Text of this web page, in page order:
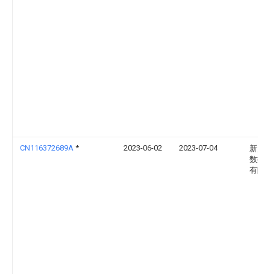
CN116372689A * 2023-06-02 2023-07-04
新乡
数控
有限